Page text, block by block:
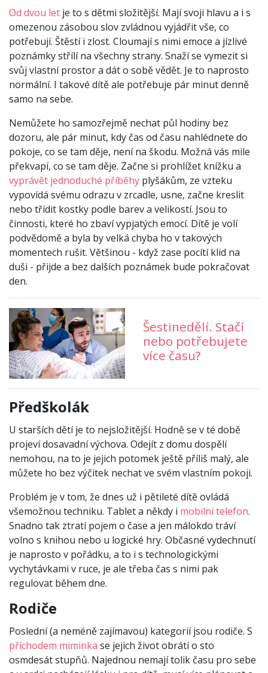
Od dvou let je to s dětmi složitější. Mají svoji hlavu a i s
omezenou zásobou slov zvládnou vyjádřit vše, co
potřebují. Štěstí i zlost. Cloumají s nimi emoce a jízlivé
poznámky střílí na všechny strany. Snaží se vymezit si
svůj vlastní prostor a dát o sobě vědět. Je to naprosto
normální. I takové dítě ale potřebuje pár minut denně
samo na sebe.
Nemůžete ho samozřejmě nechat půl hodiny bez
dozoru, ale pár minut, kdy čas od času nahlédnete do
pokoje, co se tam děje, není na škodu. Možná vás mile
překvapí, co se tam děje. Začne si prohlížet knížku a
vyprávět jednoduché příběhy plyšákům, ze vzteku
vypovídá svému odrazu v zrcadle, usne, začne kreslit
nebo třídit kostky podle barev a velikostí. Jsou to
činnosti, které ho zbaví vypjatých emocí. Dítě je volí
podvědomě a byla by velká chyba ho v takových
momentech rušit. Většinou - když zase pocítí klid na
duši - přijde a bez dalších poznámek bude pokračovat
den.
Šestinedělí. Stačí
nebo potřebujete
více času?
Předškolák
U starších dětí je to nejsložitější. Hodně se v té době
projeví dosavadní výchova. Odejít z domu dospělí
nemohou, na to je jejich potomek ještě příliš malý, ale
můžete ho bez výčitek nechat ve svém vlastním pokoji.
Problém je v tom, že dnes už i pětileté dítě ovládá
všemožnou techniku. Tablet a někdy i mobilní telefon.
Snadno tak ztratí pojem o čase a jen málokdo tráví
volno s knihou nebo u logické hry. Občasné vydechnutí
je naprosto v pořádku, a to i s technologickými
vychytávkami v ruce, je ale třeba čas s nimi pak
regulovat během dne.
Rodiče
Poslední (a neméně zajímavou) kategorií jsou rodiče. S
příchodem miminka se jejich život obrátí o sto
osmdesát stupňů. Najednou nemají tolik času pro sebe